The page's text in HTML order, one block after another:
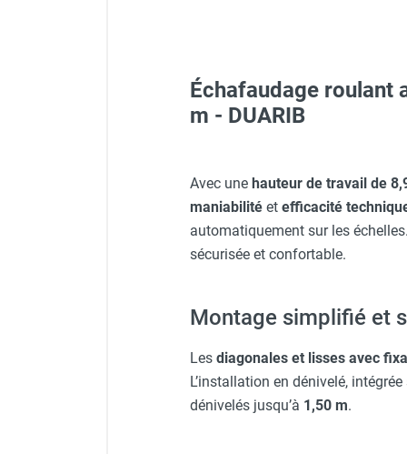
Lunettes de protection PRO
Casque de protection gris
Casque de protection blanc
Échafaudage roulant
m - DUARIB
Avec une hauteur de travail de
maniabilité et efficacité
automatiquement sur les
sécurisée et confortable.
Montage simplifié et
Les diagonales et lisses avec
L’installation en dénivelé,
dénivelés jusqu’à 1,50 m.